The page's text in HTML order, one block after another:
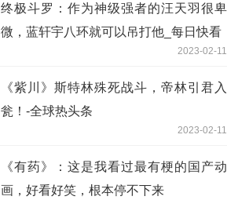
终极斗罗：作为神级强者的汪天羽很卑
微，蓝轩宇八环就可以吊打他_每日快看
2023-02-11
《紫川》斯特林殊死战斗，帝林引君入
瓮！-全球热头条
2023-02-11
《有药》：这是我看过最有梗的国产动
画，好看好笑，根本停不下来